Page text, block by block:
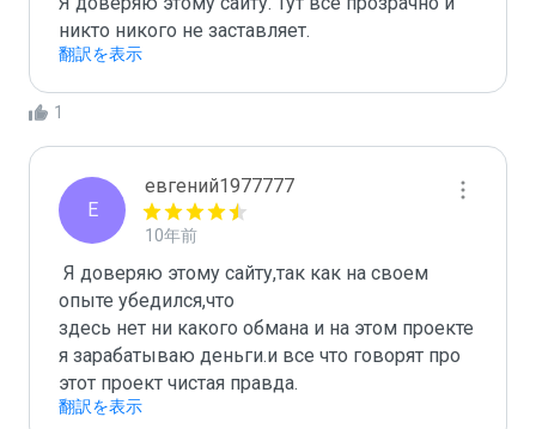
никто никого не заставляет.
翻訳を表示
1
Е
евгений1977777
10年前
опыте убедился,что
здесь нет ни какого обмана и на этом проекте
я зарабатываю деньги.и все что говорят про
этот проект чистая правда.
翻訳を表示